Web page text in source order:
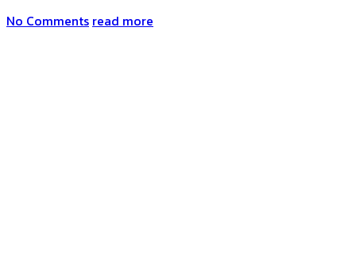
No Comments read more